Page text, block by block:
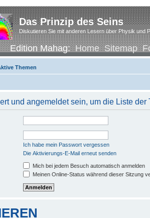
Das Prinzip des Seins
Diskutieren Sie mit anderen Lesern über Physik und
Edition Mahag:Home Sitemap
Themen
und angemeldet sein, um die Liste
Ich habe mein Passwort vergessen
Die Aktivierungs-E-Mail erneut senden
Mich bei jedem Besuch automatisch anmelden
Meinen Online-Status während dieser Sitzung